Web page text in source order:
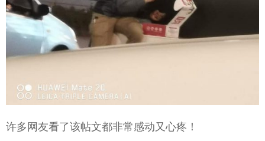
许多网友看了该帖文都非常感动又心疼！